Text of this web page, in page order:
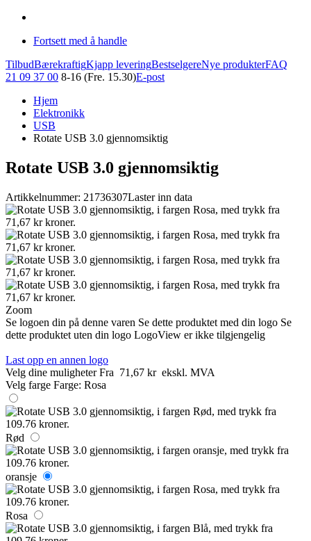
Fortsett med å handle
TilbudBærekraftigKjapp leveringBestselgereNye produkterFAQ
21 09 37 00 8-16 (Fre. 15.30)E-post
Hjem
Elektronikk
USB
Rotate USB 3.0 gjennomsiktig
Rotate USB 3.0 gjennomsiktig
Artikkelnummer: 21736307Laster inn data
Zoom
Se logoen din på denne varen Se dette produktet med din logo Se
dette produktet uten din logo LogoView er ikke tilgjengelig
Last opp en annen logo
Velg dine muligheter Fra 71,67 kr ekskl. MVA
Velg farge Farge: Rosa
Rød
oransje
Rosa